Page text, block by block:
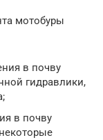
мотобуры
в почву
гидравлики,
в почву